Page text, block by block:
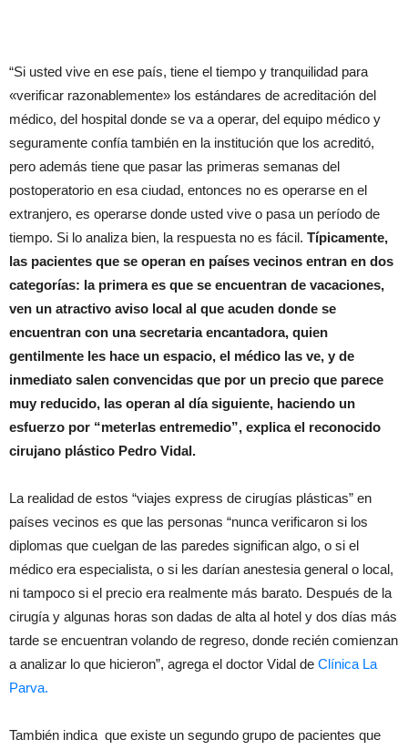
“Si usted vive en ese país, tiene el tiempo y tranquilidad para
«verificar razonablemente» los estándares de acreditación del
médico, del hospital donde se va a operar, del equipo médico y
seguramente confía también en la institución que los acreditó,
pero además tiene que pasar las primeras semanas del
postoperatorio en esa ciudad, entonces no es operarse en el
extranjero, es operarse donde usted vive o pasa un período de
tiempo. Si lo analiza bien, la respuesta no es fácil. Típicamente,
las pacientes que se operan en países vecinos entran en dos
categorías: la primera es que se encuentran de vacaciones,
ven un atractivo aviso local al que acuden donde se
encuentran con una secretaria encantadora, quien
gentilmente les hace un espacio, el médico las ve, y de
inmediato salen convencidas que por un precio que parece
muy reducido, las operan al día siguiente, haciendo un
esfuerzo por “meterlas entremedio”, explica el reconocido
cirujano plástico Pedro Vidal.
La realidad de estos “viajes express de cirugías plásticas” en
países vecinos es que las personas “nunca verificaron si los
diplomas que cuelgan de las paredes significan algo, o si el
médico era especialista, o si les darían anestesia general o local,
ni tampoco si el precio era realmente más barato. Después de la
cirugía y algunas horas son dadas de alta al hotel y dos días más
tarde se encuentran volando de regreso, donde recién comienzan
a analizar lo que hicieron”, agrega el doctor Vidal de Clínica La
Parva.
También indica que existe un segundo grupo de pacientes que